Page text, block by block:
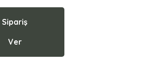
Sipariş
Ver